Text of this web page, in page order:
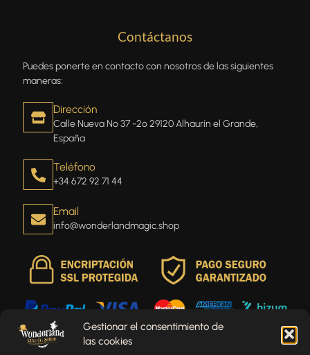
Gestionar el consentimiento de
las cookies
Contáctanos
Puedes ponerte en contacto con nosotros de las siguientes
maneras:
Dirección
Calle Nueva Nº 37 -2º 29120 Alhaurín el Grande,
España
Teléfono
+34 672 92 71 44
Email
info@wonderlandmagic.shop
Envíenos un mensaje